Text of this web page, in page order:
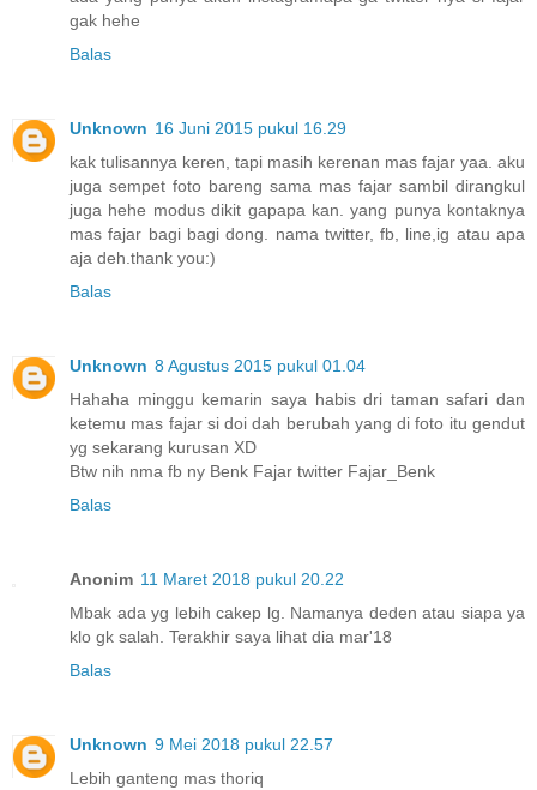
gak hehe
Balas
Unknown 16 Juni 2015 pukul 16.29
kak tulisannya keren, tapi masih kerenan mas fajar yaa. aku
juga sempet foto bareng sama mas fajar sambil dirangkul
juga hehe modus dikit gapapa kan. yang punya kontaknya
mas fajar bagi bagi dong. nama twitter, fb, line,ig atau apa
aja deh.thank you:)
Balas
Unknown 8 Agustus 2015 pukul 01.04
Hahaha minggu kemarin saya habis dri taman safari dan
ketemu mas fajar si doi dah berubah yang di foto itu gendut
yg sekarang kurusan XD
Btw nih nma fb ny Benk Fajar twitter Fajar_Benk
Balas
Anonim 11 Maret 2018 pukul 20.22
Mbak ada yg lebih cakep lg. Namanya deden atau siapa ya
klo gk salah. Terakhir saya lihat dia mar'18
Balas
Unknown 9 Mei 2018 pukul 22.57
Lebih ganteng mas thoriq